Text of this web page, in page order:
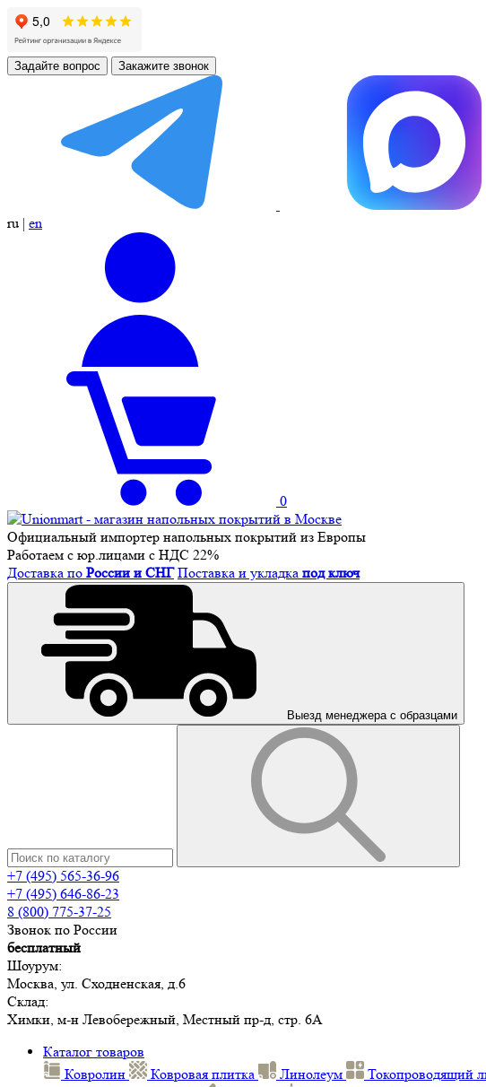
Задайте вопрос Закажите звонок
ru | en
0
Официальный импортер напольных покрытий из Европы
Работаем с юр.лицами с НДС 22%
Доставка по России и СНГ Поставка и укладка под ключ
Выезд менеджера с образцами
+7 (495) 565-36-96
+7 (495) 646-86-23
8 (800) 775-37-25
Звонок по России
бесплатный
Шоурум:
Москва, ул. Сходненская, д.6
Склад:
Химки, м-н Левобережный, Местный пр-д, стр. 6А
Каталог товаров
Ковролин
Ковровая плитка Линолеум Токопроводящий